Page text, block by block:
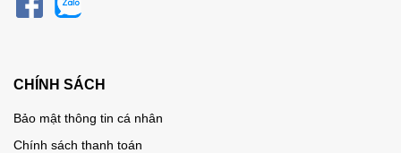
CHÍNH SÁCH
Bảo mật thông tin cá nhân
Chính sách thanh toán